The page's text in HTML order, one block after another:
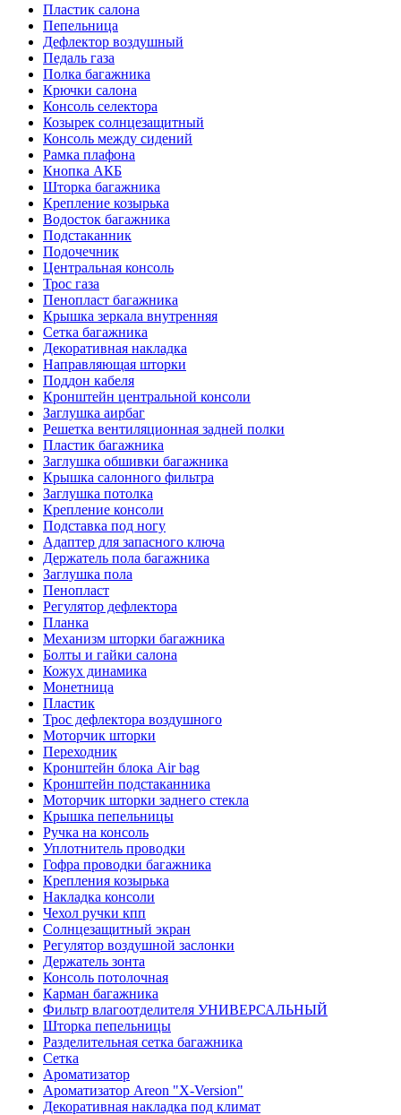
Пластик салона
Пепельница
Дефлектор воздушный
Педаль газа
Полка багажника
Крючки салона
Консоль селектора
Козырек солнцезащитный
Консоль между сидений
Рамка плафона
Кнопка АКБ
Шторка багажника
Крепление козырька
Водосток багажника
Подстаканник
Подочечник
Центральная консоль
Трос газа
Пенопласт багажника
Крышка зеркала внутренняя
Сетка багажника
Декоративная накладка
Направляющая шторки
Поддон кабеля
Кронштейн центральной консоли
Заглушка аирбаг
Решетка вентиляционная задней полки
Пластик багажника
Заглушка обшивки багажника
Крышка салонного фильтра
Заглушка потолка
Крепление консоли
Подставка под ногу
Адаптер для запасного ключа
Держатель пола багажника
Заглушка пола
Пенопласт
Регулятор дефлектора
Планка
Механизм шторки багажника
Болты и гайки салона
Кожух динамика
Монетница
Пластик
Трос дефлектора воздушного
Моторчик шторки
Переходник
Кронштейн блока Air bag
Кронштейн подстаканника
Моторчик шторки заднего стекла
Крышка пепельницы
Ручка на консоль
Уплотнитель проводки
Гофра проводки багажника
Крепления козырька
Накладка консоли
Чехол ручки кпп
Солнцезащитный экран
Регулятор воздушной заслонки
Держатель зонта
Консоль потолочная
Карман багажника
Фильтр влагоотделителя УНИВЕРСАЛЬНЫЙ
Шторка пепельницы
Разделительная сетка багажника
Сетка
Ароматизатор
Ароматизатор Areon "X-Version"
Декоративная накладка под климат